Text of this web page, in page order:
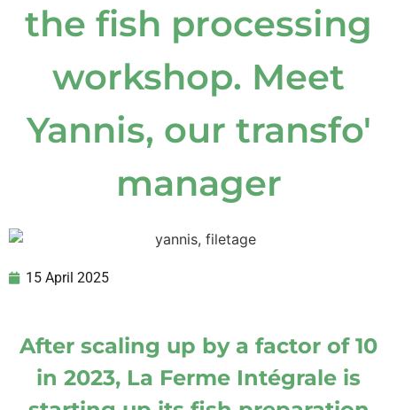
the fish processing
workshop. Meet
Yannis, our transfo'
manager
15 April 2025
After scaling up by a factor of 10
in 2023, La Ferme Intégrale is